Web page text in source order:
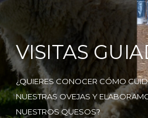
VISITAS
¿QUIERES CONOCER CÓMO
NUESTRAS OVEJAS Y
NUESTROS QUESOS?